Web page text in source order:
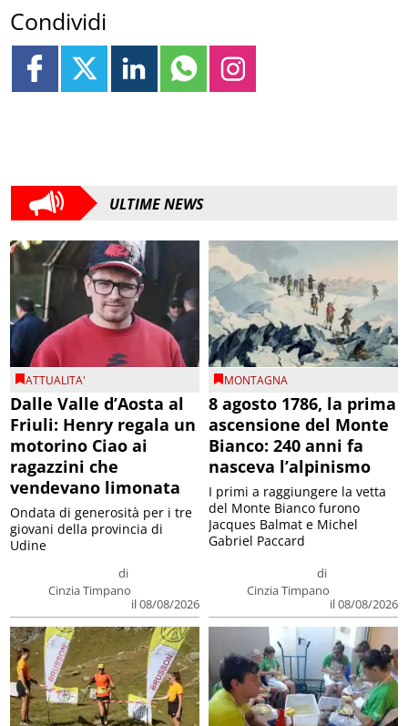
Condividi
ULTIME NEWS
ATTUALITA'
Dalle Valle d’Aosta al
Friuli: Henry regala un
motorino Ciao ai
ragazzini che
vendevano limonata
di
Cinzia Timpano
il 08/08/2026
Ondata di generosità per i tre
giovani della provincia di
Udine
MONTAGNA
8 agosto 1786, la prima
ascensione del Monte
Bianco: 240 anni fa
nasceva l’alpinismo
di
Cinzia Timpano
il 08/08/2026
I primi a raggiungere la vetta
del Monte Bianco furono
Jacques Balmat e Michel
Gabriel Paccard